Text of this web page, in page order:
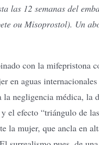
las 12 semanas del
ou Misoprostol). Un
con la mifepristona
aguas internacionales
negligencia médica, la
efecto “triángulo de
la mujer, que ancla en